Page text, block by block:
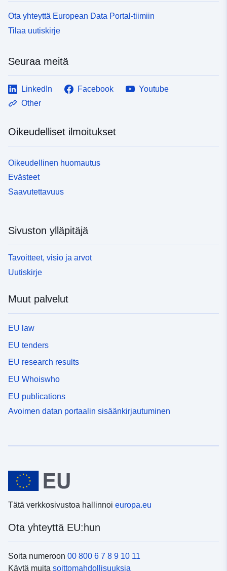
Ota yhteyttä European Data Portal-tiimiin
Tilaa uutiskirje
Seuraa meitä
LinkedIn Facebook
Youtube
Other
Oikeudelliset ilmoitukset
Oikeudellinen huomautus
Evästeet
Saavutettavuus
Sivuston ylläpitäjä
Tavoitteet, visio ja arvot
Uutiskirje
Muut palvelut
EU law
EU tenders
EU research results
EU Whoiswho
EU publications
Avoimen datan portaalin sisäänkirjautuminen
Tätä verkkosivustoa hallinnoi europa.eu
Ota yhteyttä EU:hun
Soita numeroon 00 800 6 7 8 9 10 11
Käytä muita soittomahdollisuuksia